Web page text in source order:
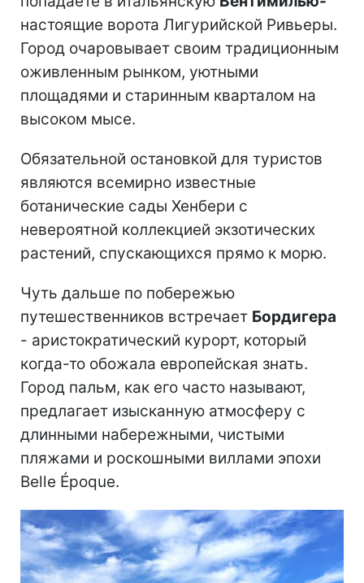
настоящие ворота Лигурийской Ривьеры.
Город очаровывает своим традиционным
оживленным рынком, уютными
площадями и старинным кварталом на
высоком мысе.
Обязательной остановкой для туристов
являются всемирно известные
ботанические сады Хенбери с
невероятной коллекцией экзотических
растений, спускающихся прямо к морю.
Чуть дальше по побережью
путешественников встречает Бордигера
- аристократический курорт, который
когда-то обожала европейская знать.
Город пальм, как его часто называют,
предлагает изысканную атмосферу с
длинными набережными, чистыми
пляжами и роскошными виллами эпохи
Belle Époque.